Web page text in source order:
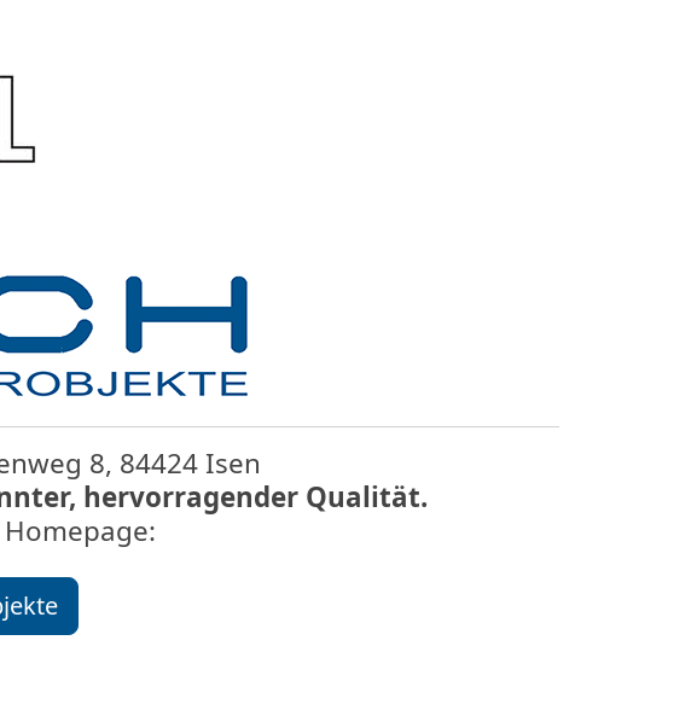
8, 84424 Isen
hervorragender Qualität.